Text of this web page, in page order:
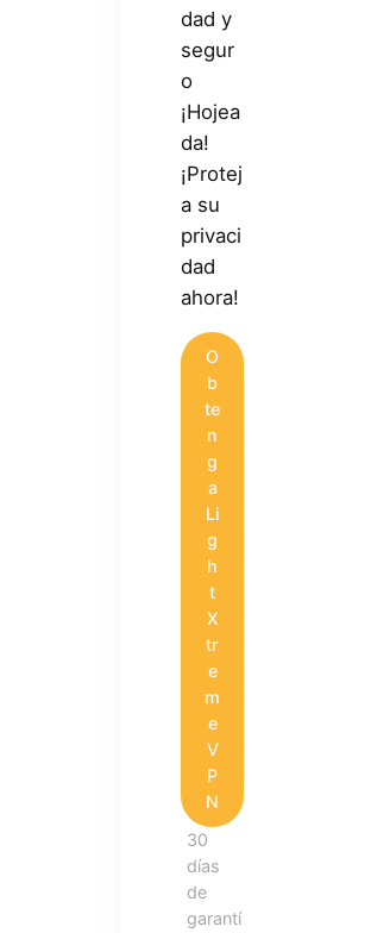
dad y
segur
o
¡Hojea
da!
¡Protej
a su
privaci
dad
ahora!
O
b
te
n
g
a
Li
g
h
t
X
tr
e
m
e
V
P
N
30
días
de
garantí